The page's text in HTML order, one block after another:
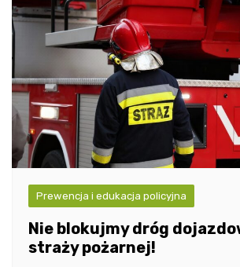
Prewencja i edukacja policyjna
Nie blokujmy dróg
straży pożarnej!